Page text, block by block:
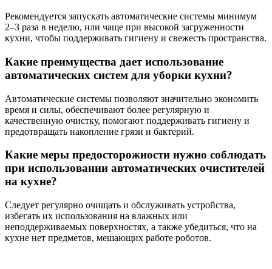
Рекомендуется запускать автоматические системы минимум
2–3 раза в неделю, или чаще при высокой загруженности
кухни, чтобы поддерживать гигиену и свежесть пространства.
Какие преимущества дает использование
автоматических систем для уборки кухни?
Автоматические системы позволяют значительно экономить
время и силы, обеспечивают более регулярную и
качественную очистку, помогают поддерживать гигиену и
предотвращать накопление грязи и бактерий.
Какие меры предосторожности нужно соблюдать
при использовании автоматических очистителей
на кухне?
Следует регулярно очищать и обслуживать устройства,
избегать их использования на влажных или
неподдерживаемых поверхностях, а также убедиться, что на
кухне нет предметов, мешающих работе роботов.